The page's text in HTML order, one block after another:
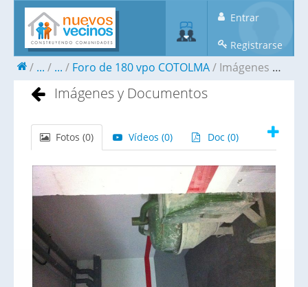
Entrar
Registrarse
... ... Foro de 180 vpo COTOLMA Imágenes y Documentos
Imágenes y Documentos
Fotos (0) Vídeos (0) Doc (0)